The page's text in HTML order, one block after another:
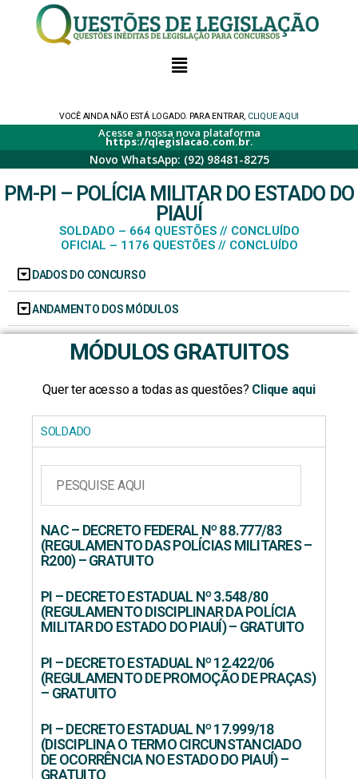
VOCÊ AINDA NÃO ESTÁ LOGADO. PARA ENTRAR, CLIQUE AQUI
Acesse a nossa nova plataforma
https://qlegislacao.com.br.
Novo WhatsApp: (92) 98481-8275
PM-PI – POLÍCIA MILITAR DO ESTADO DO
PIAUÍ
SOLDADO – 664 QUESTÕES // CONCLUÍDO
OFICIAL – 1176 QUESTÕES // CONCLUÍDO
DADOS DO CONCURSO
ANDAMENTO DOS MÓDULOS
MÓDULOS GRATUITOS
Quer ter acesso a todas as questões? Clique aqui
SOLDADO
NAC – DECRETO FEDERAL Nº 88.777/83
(REGULAMENTO DAS POLÍCIAS MILITARES –
R200) – GRATUITO
PI – DECRETO ESTADUAL Nº 3.548/80
(REGULAMENTO DISCIPLINAR DA POLÍCIA
MILITAR DO ESTADO DO PIAUÍ) – GRATUITO
PI – DECRETO ESTADUAL Nº 12.422/06
(REGULAMENTO DE PROMOÇÃO DE PRAÇAS)
– GRATUITO
PI – DECRETO ESTADUAL Nº 17.999/18
(DISCIPLINA O TERMO CIRCUNSTANCIADO
DE OCORRÊNCIA NO ESTADO DO PIAUÍ) –
GRATUITO